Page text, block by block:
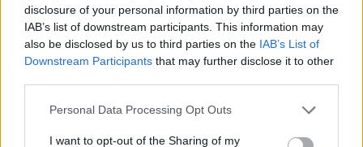
disclosure of your personal information by third parties on the
IAB’s list of downstream participants. This information may
also be disclosed by us to third parties on the IAB’s List of
Downstream Participants that may further disclose it to other
Please note that this website/app uses one or more Google
not limited to your visit or usage behaviour. You may click to
Personal Data Processing Opt Outs
I want to opt-out of the Sharing of my
Media: Με ενίσχυση 8 εκατ. ευρώ σε 451 επιχειρήσεις
ξεκίνησε το πρόγραμμα στήριξης- Κάλυψη εισφορών